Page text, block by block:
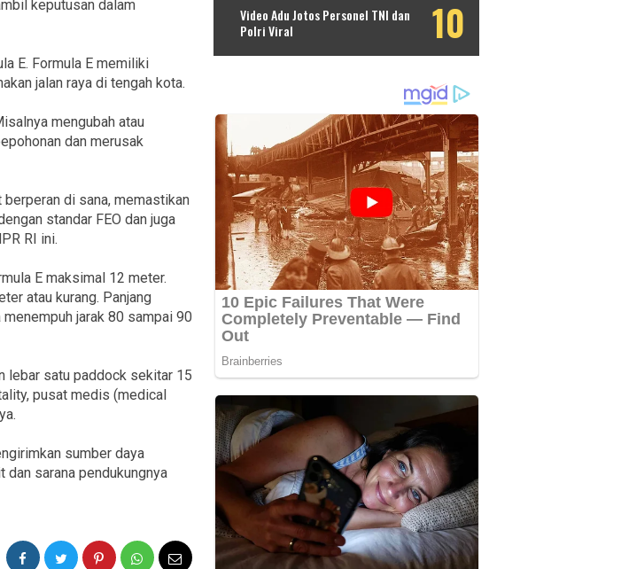
keputusan dalam
E. Formula E memiliki
jalan raya di tengah kota.
mengubah atau
dan merusak
di sana, memastikan
standar FEO dan juga
RI ini.
E maksimal 12 meter.
atau kurang. Panjang
jarak 80 sampai 90
lebar satu paddock sekitar 15
pusat medis (medical
sumber daya
dan sarana pendukungnya
Video Adu Jotos Personel TNI dan
Polri Viral